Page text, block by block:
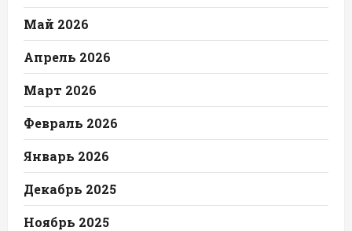
Май 2026
Апрель 2026
Март 2026
Февраль 2026
Январь 2026
Декабрь 2025
Ноябрь 2025